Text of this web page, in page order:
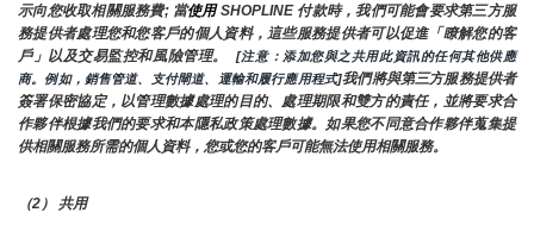
示向您收取相關服務費; 當使用 SHOPLINE 付款時，我們可能會要求第三方服
務提供者處理您和您客戶的個人資料，這些服務提供者可以促進「瞭解您的客
戶」以及交易監控和風險管理。
[注意：添加您與之共用此資訊的任何其他供應
商。例如，銷售管道、支付閘道、運輸和履行應用程式]我們將與第三方服務提供者
簽署保密協定，以管理數據處理的目的、處理期限和雙方的責任，並將要求合
作夥伴根據我們的要求和本隱私政策處理數據。如果您不同意合作夥伴蒐集提
供相關服務所需的個人資料，您或您的客戶可能無法使用相關服務。
（2） 共用